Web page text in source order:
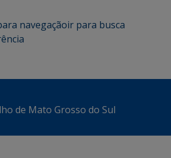
navegaçãoir para busca
de Mato Grosso do Sul